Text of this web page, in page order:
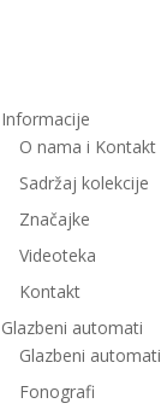
Informacije
O nama i Kontakt
Sadržaj kolekcije
Značajke
Videoteka
Kontakt
Glazbeni automati
Glazbeni automati
Fonografi